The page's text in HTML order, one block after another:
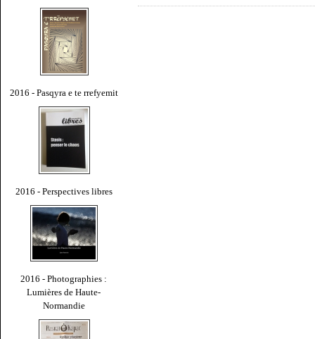
2016 - Pasqyra e te rrefyemit
2016 - Perspectives libres
2016 - Photographies :
Lumières de Haute-
Normandie